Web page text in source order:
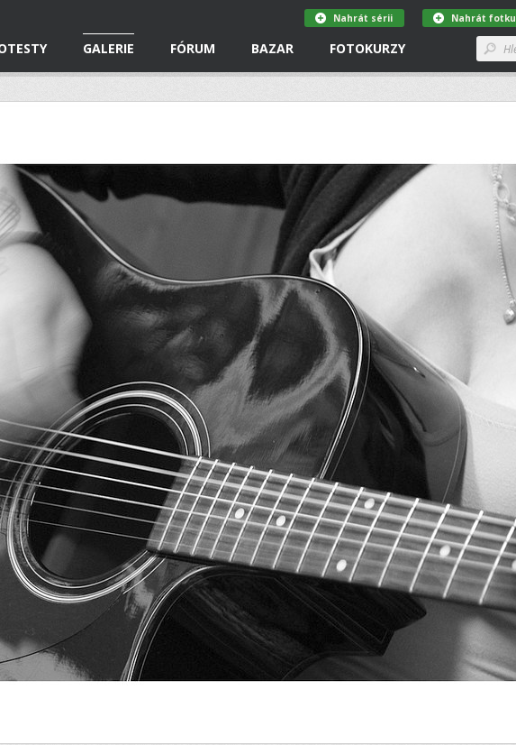
GALERIE FÓRUM BAZAR FOTOKURZY
Nahrát fotku
Nahrát sérii